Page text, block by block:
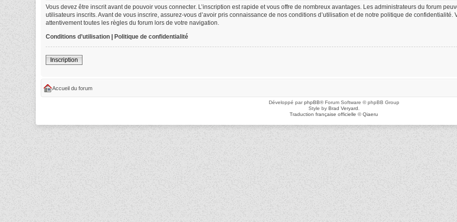
Vous devez être inscrit avant de pouvoir vous connecter. L’inscription est rapide et vous offre de nombreux avantages. Les administrateurs du forum
utilisateurs inscrits. Avant de vous inscrire, assurez-vous d’avoir pris connaissance de nos conditions d’utilisation et de notre politique de
attentivement toutes les règles du forum lors de votre navigation.
Conditions d’utilisation | Politique de confidentialité
Inscription
Accueil du forum
Développé parphpBB® Forum Software © phpBB Group
Style by Brad Veryard
Traduction française officielle ©Qiaeru